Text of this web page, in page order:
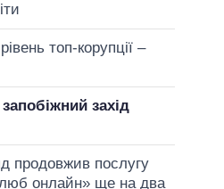
топ-корупції –
захід
продовжив послугу
онлайн» ще на два